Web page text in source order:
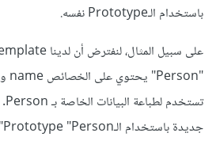
باستخدام الـPrototype نفسه.
جديدة باستخدام الـPrototype "Person" كالتالي: